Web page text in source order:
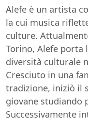
Alefe è un artista
la cui musica
culture.
Torino, Alefe porta
diversità culturale
Cresciuto in una
tradizione, iniziò il
giovane studiando
Successivamente